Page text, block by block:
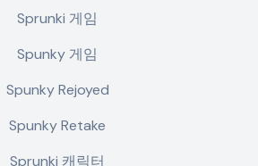
Sprunki 게임
Spunky 게임
Spunky Rejoyed
Spunky Retake
Sprunki 캐릭터